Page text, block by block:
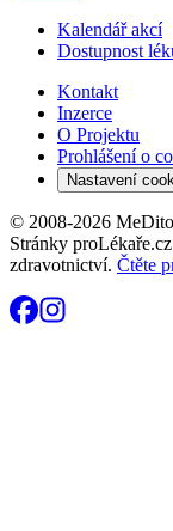
Kalendář akcí
Dostupnost
Kontakt
Inzerce
O Projektu
Prohlášení o
Nastavení
© 2008-2026
Stránky
zdravotnictví. Čtěte